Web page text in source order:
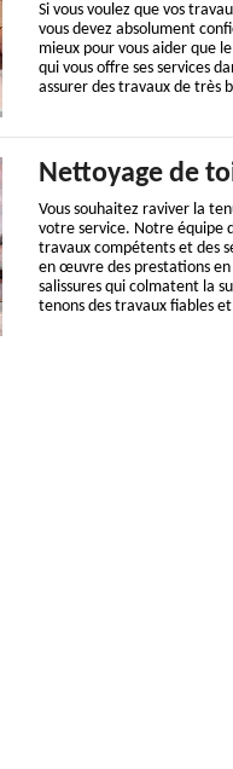
Si vous voulez que vos
vous devez absolument
mieux pour vous aider que
qui vous offre ses services
assurer des travaux de très
Nettoyage de
Vous souhaitez raviver la
votre service. Notre équipe
travaux compétents et des
en œuvre des prestations en
salissures qui colmatent la
tenons des travaux fiables